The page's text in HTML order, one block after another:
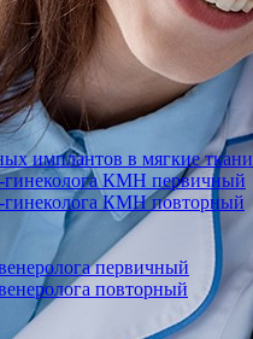
имплантов в мягкие ткани
гинеколога КМН первичный
гинеколога КМН повторный
первичный
повторный